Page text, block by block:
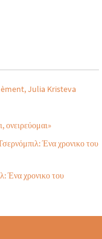
Julia Kristeva
ονειρεύομαι»
Ένα χρονικο του
Ένα χρονικο του